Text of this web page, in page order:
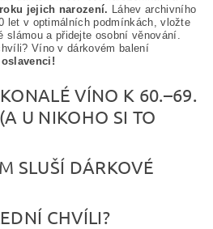
jejich narození. Láhev archivního
let v optimálních podmínkách, vložte
slámou a přidejte osobní věnování.
Víno v dárkovém balení
VÍNO K 60.–69.
U NIKOHO SI TO
SLUŠÍ DÁRKOVÉ
CHVÍLI?